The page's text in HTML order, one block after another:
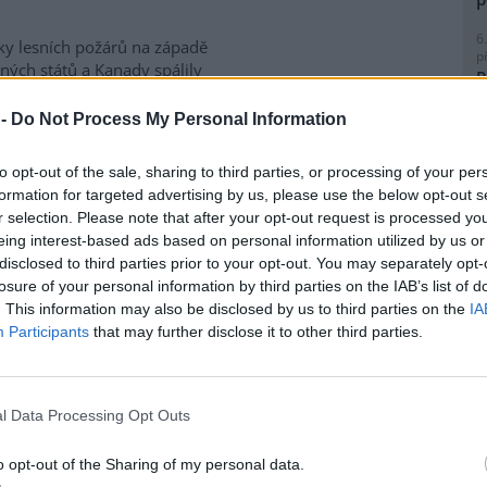
Do Not Process My Personal Information
opt-out of the sale, sharing to third parties, or processing of your
for targeted advertising by us, please use the below opt-out
selection. Please note that after your opt-out request is processed
interest-based ads based on personal information utilized by us
to third parties prior to your opt-out. You may separately
of your personal information by third parties on the IAB’s list of
This information may also be disclosed by us to third parties on the
Participants that may further disclose it to other third parties.
Data Processing Opt Outs
opt-out of the Sharing of my personal data.
lesních požárů na západě
států a Kanady spálily
státě Oregon o víkendu
čtverečních porostu,
tisíců lidí. V provincii
mezitím propukly nové
kterých udeřily v oblastech
premiéra Marka
k nejhorším v historii
sucho bude kvůli
změny zesílilo. Přestože